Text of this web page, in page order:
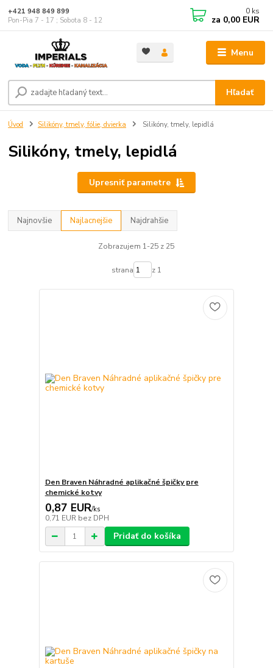
Menu
Hľadať
+421 948 849 899
Pon-Pia 7 - 17 ; Sobota 8 - 12
0 ks
za 0,00 EUR
Úvod Silikóny, tmely, fólie, dvierka Silikóny, tmely, lepidlá
Silikóny, tmely, lepidlá
Upresniť parametre
Najnovšie Najlacnejšie Najdrahšie
Zobrazujem 1-25 z 25
strana z 1
Den Braven Náhradné aplikačné špičky pre
chemické kotvy
0,87 EUR/ks
0,71 EUR bez DPH
Pridať do košíka